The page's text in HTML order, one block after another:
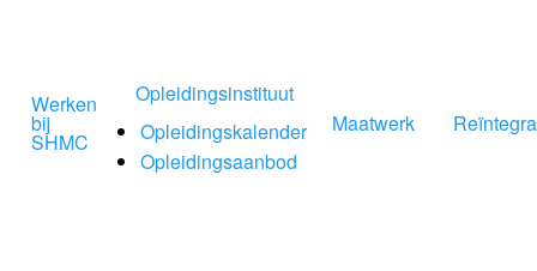
Werken
bij
SHMC
Opleidingsinstituut
Opleidingskalender
Opleidingsaanbod
Maatwerk